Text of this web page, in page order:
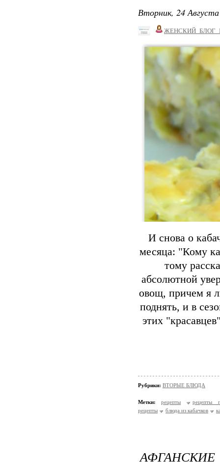
Вторник, 24
И снова о
месяца: "Кому
тому
абсолютной
овощ, причем я
поднять, и в
этих
Рубрики: ВТОРЫЕ БЛЮДА
Метки: рецепты
рецепты
рецепты
блюда из кабачков